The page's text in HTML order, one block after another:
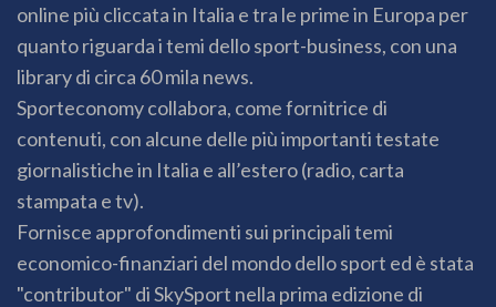
online più cliccata in Italia e tra le prime in Europa per
quanto riguarda i temi dello sport-business, con una
library di circa 60 mila news.
Sporteconomy collabora, come fornitrice di
contenuti, con alcune delle più importanti testate
giornalistiche in Italia e all’estero (radio, carta
stampata e tv).
Fornisce approfondimenti sui principali temi
economico-finanziari del mondo dello sport ed è stata
"contributor" di SkySport nella prima edizione di